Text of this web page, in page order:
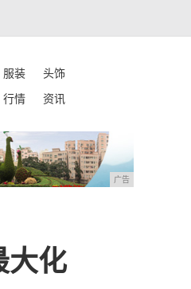
服装
头饰
行情 资讯
广告
大化